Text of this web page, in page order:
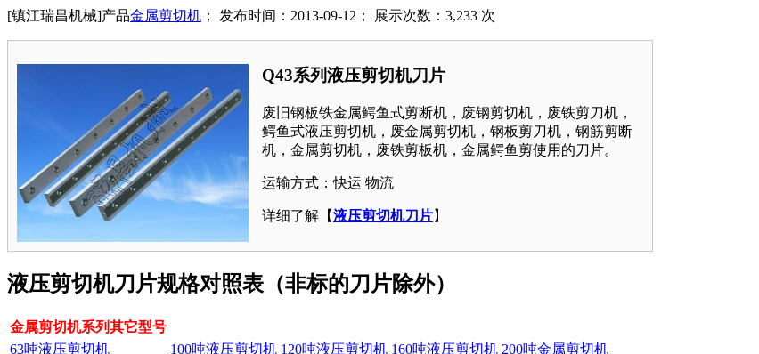
[镇江瑞昌机械]产品金属剪切机 ； 发布时间：2013-09-12； 展示次数：3,233 次
Q43系列液压剪切机刀片
废旧钢板铁金属鳄鱼式剪断机，废钢剪切机，废铁剪刀机，
鳄鱼式液压剪切机，废金属剪切机，钢板剪刀机，钢筋剪断
机，金属剪切机，废铁剪板机，金属鳄鱼剪使用的刀片。
运输方式：快运 物流
详细了解【液压剪切机刀片】
液压剪切机刀片规格对照表（非标的刀片除外）
金属剪切机系列其它型号
63吨液压剪切机
100吨液压剪切机 120吨液压剪切机 160吨液压剪切机 200吨金属剪切机